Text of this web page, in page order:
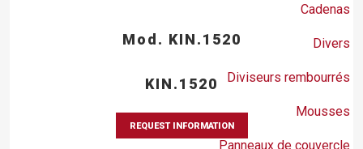
Cadenas
Divers
Diviseurs rembourrés
Mousses
Panneaux de couvercle
Mod. KIN.1520
KIN.1520
REQUEST INFORMATION